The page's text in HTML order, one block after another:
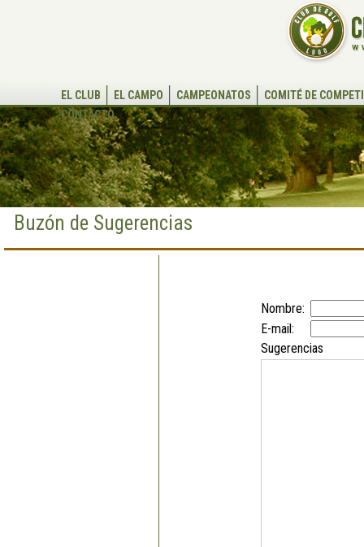
EL CLUB EL CAMPO CAMPEONATOS
COMITÉ DE
CONTACTO
Buzón de Sugerencias
Nombre:
E-mail:
Sugerencias